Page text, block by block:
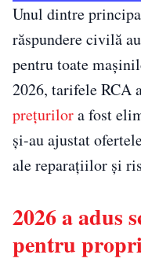
Unul dintre
răspundere civilă
pentru toate
2026, tarifele RCA
prețurilora fost
și-au ajustat
ale reparațiilor și
2026 a adus
pentru